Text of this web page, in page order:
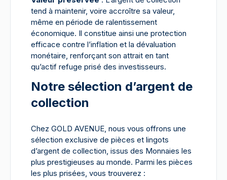
tend à maintenir, voire accroître sa valeur,
même en période de ralentissement
économique. Il constitue ainsi une protection
efficace contre l’inflation et la dévaluation
monétaire, renforçant son attrait en tant
qu’actif refuge prisé des investisseurs.
Notre sélection d’argent de
collection
Chez GOLD AVENUE, nous vous offrons une
sélection exclusive de pièces et lingots
d’argent de collection, issus des Monnaies les
plus prestigieuses au monde. Parmi les pièces
les plus prisées, vous trouverez :